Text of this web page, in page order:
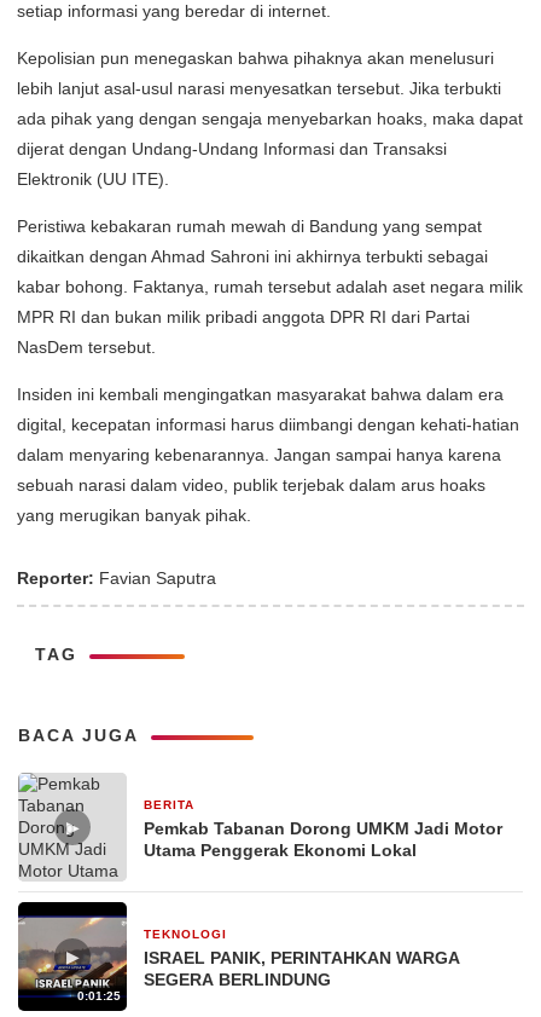
setiap informasi yang beredar di internet.
Kepolisian pun menegaskan bahwa pihaknya akan menelusuri
lebih lanjut asal-usul narasi menyesatkan tersebut. Jika terbukti
ada pihak yang dengan sengaja menyebarkan hoaks, maka dapat
dijerat dengan Undang-Undang Informasi dan Transaksi
Elektronik (UU ITE).
Peristiwa kebakaran rumah mewah di Bandung yang sempat
dikaitkan dengan Ahmad Sahroni ini akhirnya terbukti sebagai
kabar bohong. Faktanya, rumah tersebut adalah aset negara milik
MPR RI dan bukan milik pribadi anggota DPR RI dari Partai
NasDem tersebut.
Insiden ini kembali mengingatkan masyarakat bahwa dalam era
digital, kecepatan informasi harus diimbangi dengan kehati-hatian
dalam menyaring kebenarannya. Jangan sampai hanya karena
sebuah narasi dalam video, publik terjebak dalam arus hoaks
yang merugikan banyak pihak.
Reporter: Favian Saputra
TAG
BACA JUGA
▶
BERITA
Pemkab Tabanan Dorong UMKM Jadi Motor
Utama Penggerak Ekonomi Lokal
▶
0:01:25
TEKNOLOGI
ISRAEL PANIK, PERINTAHKAN WARGA
SEGERA BERLINDUNG